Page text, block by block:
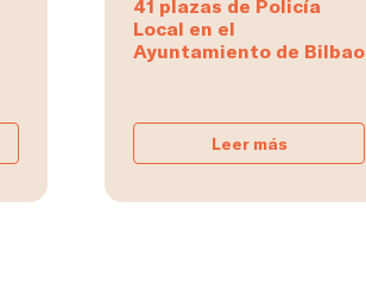
41 plazas de Policía
Local en el
Ayuntamiento de Bilbao
Leer más